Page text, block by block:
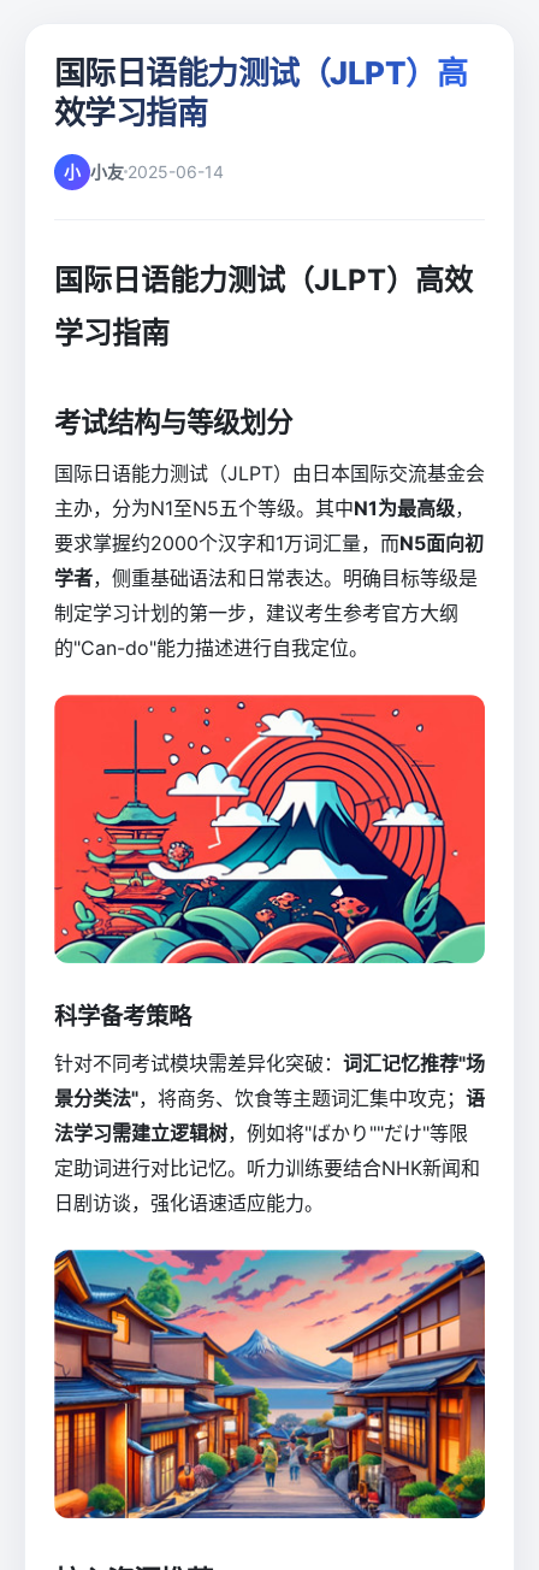
国际日语能力测试（JLPT）高
效学习指南
小 小友 2025-06-14
国际日语能力测试（JLPT）高效
学习指南
考试结构与等级划分
国际日语能力测试（JLPT）由日本国际交流基金会
主办，分为N1至N5五个等级。其中N1为最高级，
要求掌握约2000个汉字和1万词汇量，而N5面向初
学者，侧重基础语法和日常表达。明确目标等级是
制定学习计划的第一步，建议考生参考官方大纲
的"Can-do"能力描述进行自我定位。
科学备考策略
针对不同考试模块需差异化突破： 词汇记忆推荐"场
景分类法"，将商务、饮食等主题词汇集中攻克； 语
法学习需建立逻辑树，例如将"ばかり""だけ"等限
定助词进行对比记忆。听力训练要结合NHK新闻和
日剧访谈，强化语速适应能力。